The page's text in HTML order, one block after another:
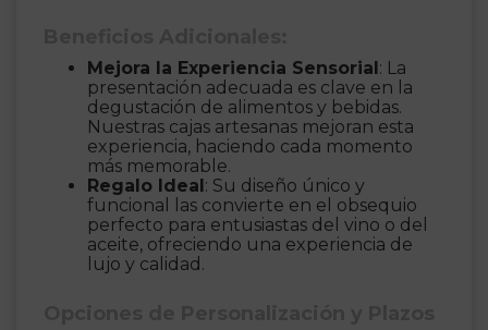
Mejora la Experiencia Sensorial : La
presentación adecuada es clave en la
degustación de alimentos y bebidas.
Nuestras cajas artesanas mejoran esta
experiencia, haciendo cada momento
más memorable.
Regalo Ideal : Su diseño único y
funcional las convierte en el obsequio
perfecto para entusiastas del vino o del
aceite, ofreciendo una experiencia de
lujo y calidad.